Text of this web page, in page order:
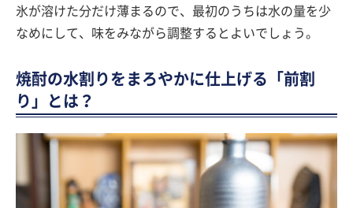
氷が溶けた分だけ薄まるので、最初のうちは水の量を少
なめにして、味をみながら調整するとよいでしょう。
焼酎の水割りをまろやかに仕上げる「前割
り」とは？